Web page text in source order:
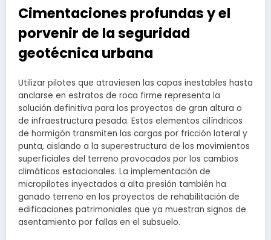
Cimentaciones profundas y el
porvenir de la seguridad
geotécnica urbana
Utilizar pilotes que atraviesen las capas inestables hasta
anclarse en estratos de roca firme representa la
solución definitiva para los proyectos de gran altura o
de infraestructura pesada. Estos elementos cilíndricos
de hormigón transmiten las cargas por fricción lateral y
punta, aislando a la superestructura de los movimientos
superficiales del terreno provocados por los cambios
climáticos estacionales. La implementación de
micropilotes inyectados a alta presión también ha
ganado terreno en los proyectos de rehabilitación de
edificaciones patrimoniales que ya muestran signos de
asentamiento por fallas en el subsuelo.